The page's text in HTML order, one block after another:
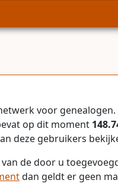
voor
op dit moment
deze gebruikers
de door u
dan geldt er geen